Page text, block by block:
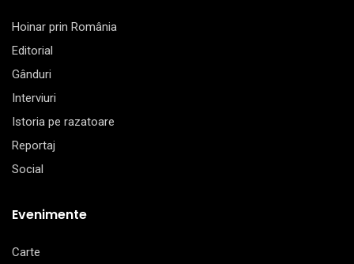
Hoinar prin România
Editorial
Gânduri
Interviuri
Istoria pe razatoare
Reportaj
Social
Evenimente
Carte